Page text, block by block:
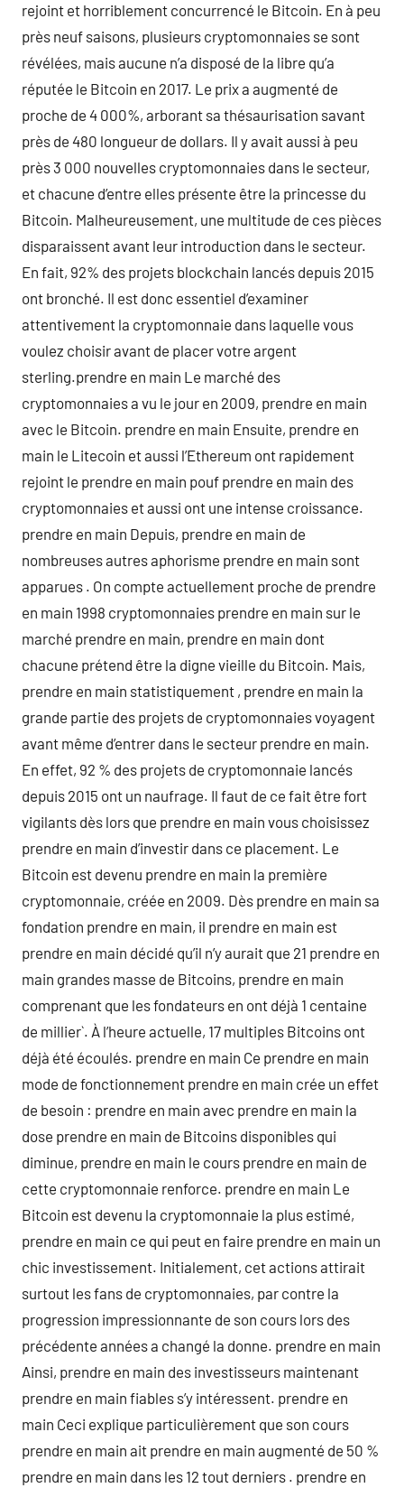
rejoint et horriblement concurrencé le Bitcoin. En à peu
près neuf saisons, plusieurs cryptomonnaies se sont
révélées, mais aucune n’a disposé de la libre qu’a
réputée le Bitcoin en 2017. Le prix a augmenté de
proche de 4 000%, arborant sa thésaurisation savant
près de 480 longueur de dollars. Il y avait aussi à peu
près 3 000 nouvelles cryptomonnaies dans le secteur,
et chacune d’entre elles présente être la princesse du
Bitcoin. Malheureusement, une multitude de ces pièces
disparaissent avant leur introduction dans le secteur.
En fait, 92% des projets blockchain lancés depuis 2015
ont bronché. Il est donc essentiel d’examiner
attentivement la cryptomonnaie dans laquelle vous
voulez choisir avant de placer votre argent
sterling.prendre en main Le marché des
cryptomonnaies a vu le jour en 2009, prendre en main
avec le Bitcoin. prendre en main Ensuite, prendre en
main le Litecoin et aussi l’Ethereum ont rapidement
rejoint le prendre en main pouf prendre en main des
cryptomonnaies et aussi ont une intense croissance.
prendre en main Depuis, prendre en main de
nombreuses autres aphorisme prendre en main sont
apparues . On compte actuellement proche de prendre
en main 1998 cryptomonnaies prendre en main sur le
marché prendre en main, prendre en main dont
chacune prétend être la digne vieille du Bitcoin. Mais,
prendre en main statistiquement , prendre en main la
grande partie des projets de cryptomonnaies voyagent
avant même d’entrer dans le secteur prendre en main.
En effet, 92 % des projets de cryptomonnaie lancés
depuis 2015 ont un naufrage. Il faut de ce fait être fort
vigilants dès lors que prendre en main vous choisissez
prendre en main d’investir dans ce placement. Le
Bitcoin est devenu prendre en main la première
cryptomonnaie, créée en 2009. Dès prendre en main sa
fondation prendre en main, il prendre en main est
prendre en main décidé qu’il n’y aurait que 21 prendre en
main grandes masse de Bitcoins, prendre en main
comprenant que les fondateurs en ont déjà 1 centaine
de millier`. À l’heure actuelle, 17 multiples Bitcoins ont
déjà été écoulés. prendre en main Ce prendre en main
mode de fonctionnement prendre en main crée un effet
de besoin : prendre en main avec prendre en main la
dose prendre en main de Bitcoins disponibles qui
diminue, prendre en main le cours prendre en main de
cette cryptomonnaie renforce. prendre en main Le
Bitcoin est devenu la cryptomonnaie la plus estimé,
prendre en main ce qui peut en faire prendre en main un
chic investissement. Initialement, cet actions attirait
surtout les fans de cryptomonnaies, par contre la
progression impressionnante de son cours lors des
précédente années a changé la donne. prendre en main
Ainsi, prendre en main des investisseurs maintenant
prendre en main fiables s’y intéressent. prendre en
main Ceci explique particulièrement que son cours
prendre en main ait prendre en main augmenté de 50 %
prendre en main dans les 12 tout derniers . prendre en